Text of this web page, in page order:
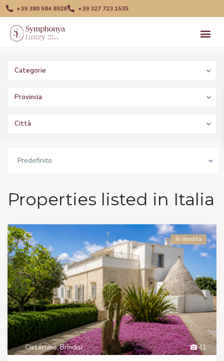
+39 380 584 8928 +39 327 723 1535
Categorie
Provincia
Città
Predefinito
Properties listed in Italia
41
Cisternino,Brindisi
In Vendita